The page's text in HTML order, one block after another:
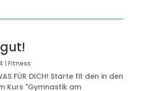
| Fitness
FÜR DICH! Starte fit den in den
Kurs "Gymnastik am